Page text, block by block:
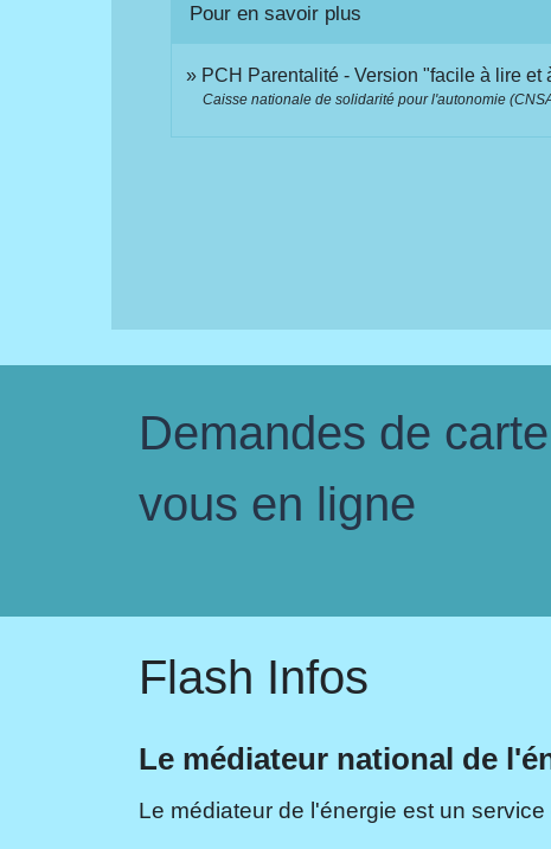
Pour en savoir plus
PCH Parentalité - Version "facile à lire et
Caisse nationale de solidarité pour l'autonomie
Demandes de
vous en ligne
Flash Infos
Le médiateur national de
Le médiateur de l'énergie est un